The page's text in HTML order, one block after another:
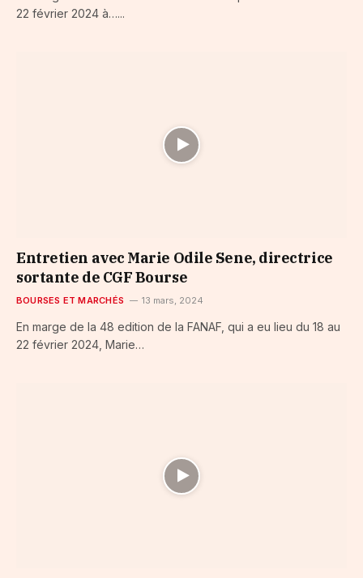
22 février 2024 à…...
Entretien avec Marie Odile Sene, directrice
sortante de CGF Bourse
BOURSES ET MARCHÉS 13 mars, 2024
En marge de la 48 edition de la FANAF, qui a eu lieu du 18 au
22 février 2024, Marie…